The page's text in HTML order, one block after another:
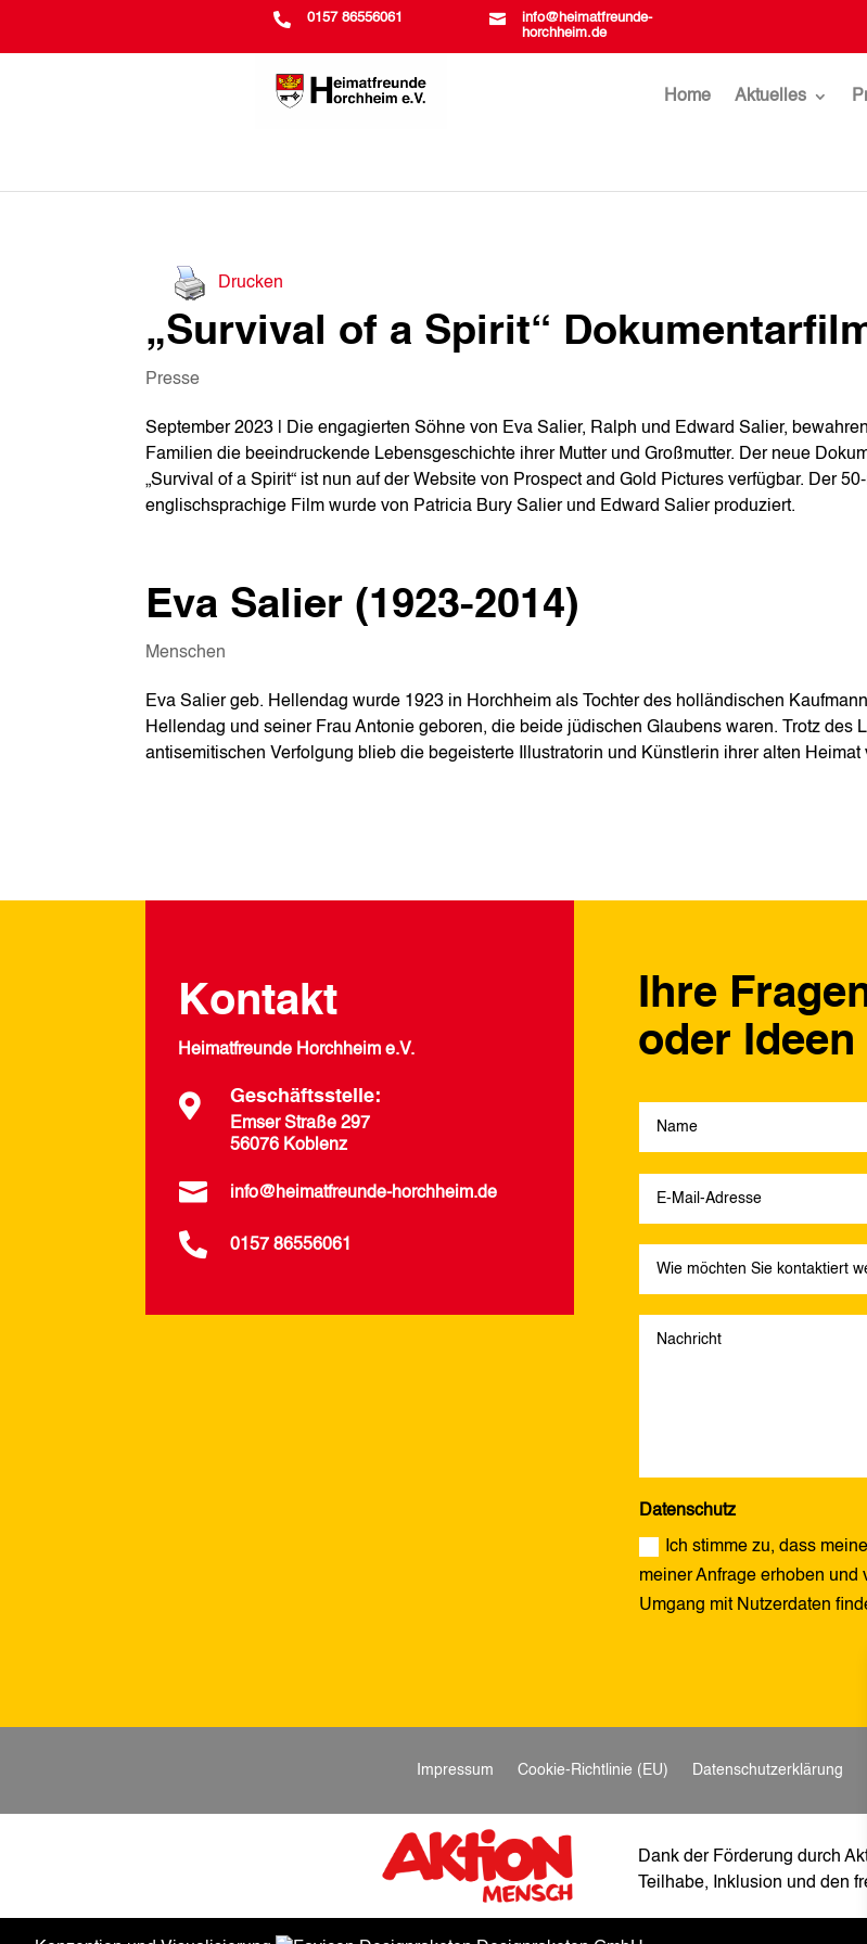
 0157 86556061 
info@heimatfreunde-
horchheim.de
Home Aktuelles
Drucken
„Survival of a Spirit“
Presse
September 2023 | Die engagierten Söhne von Eva Salier, Ralph und Edward Salier,
Familien die beeindruckende Lebensgeschichte ihrer Mutter und Großmutter. Der neue
„Survival of a Spirit“ ist nun auf der Website von Prospect and Gold Pictures verfügbar. Der
englischsprachige Film wurde von Patricia Bury Salier und Edward Salier produziert.
Eva Salier (1923-2014)
Menschen
Eva Salier geb. Hellendag wurde 1923 in Horchheim als Tochter des holländischen
Hellendag und seiner Frau Antonie geboren, die beide jüdischen Glaubens waren. Trotz des
antisemitischen Verfolgung blieb die begeisterte Illustratorin und Künstlerin ihrer alten Heimat
Kontakt
Heimatfreunde Horchheim e.V.
 Geschäftsstelle:
Emser Straße 297
56076 Koblenz
 info@heimatfreunde-horchheim.de
 0157 86556061
Ihre
oder Ideen
Datenschutz
Ich stimme zu, dass
meiner Anfrage erhoben und
Umgang mit Nutzerdaten
Impressum Cookie-Richtlinie (EU) Datenschutzerklärung
Dank der Förderung durch
Teilhabe, Inklusion und den